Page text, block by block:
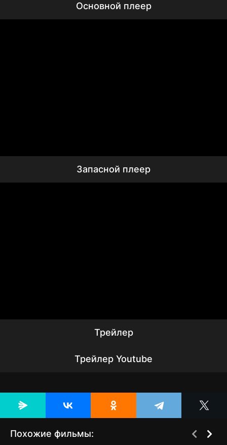
Основной плеер
Запасной плеер
Трейлер
Трейлер Youtube
Похожие фильмы: